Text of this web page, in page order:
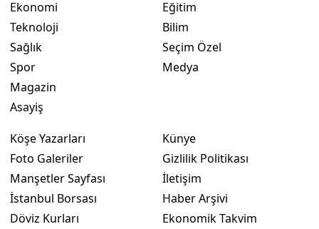
Ekonomi
Teknoloji
Sağlık
Spor
Magazin
Asayiş
Eğitim
Bilim
Seçim Özel
Medya
Köşe Yazarları
Foto Galeriler
Manşetler Sayfası
İstanbul Borsası
Döviz Kurları
Künye
Gizlilik Politikası
İletişim
Haber Arşivi
Ekonomik Takvim